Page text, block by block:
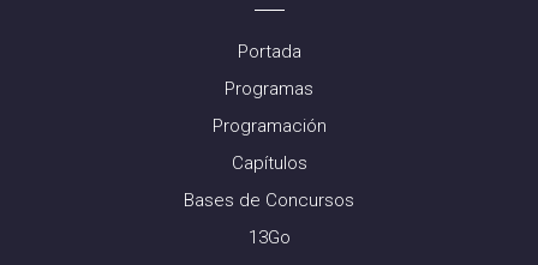
Portada
Programas
Programación
Capítulos
Bases de Concursos
13Go